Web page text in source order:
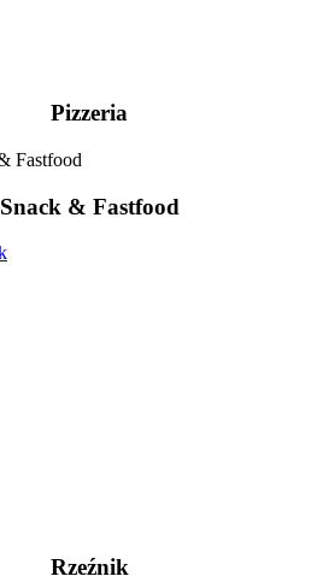
Pizzeria
Snack & Fastfood
Rzeźnik